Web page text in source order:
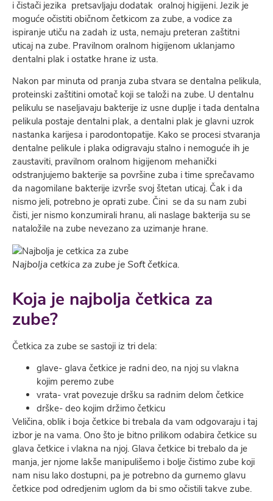
i čistači jezika pretsavljaju dodatak oralnoj higijeni. Jezik je
moguće očistiti običnom četkicom za zube, a vodice za
ispiranje utiču na zadah iz usta, nemaju preteran zaštitni
uticaj na zube. Pravilnom oralnom higijenom uklanjamo
dentalni plak i ostatke hrane iz usta.
Nakon par minuta od pranja zuba stvara se dentalna pelikula,
proteinski zaštitini omotač koji se taloži na zube. U dentalnu
pelikulu se naseljavaju bakterije iz usne duplje i tada dentalna
pelikula postaje dentalni plak, a dentalni plak je glavni uzrok
nastanka karijesa i parodontopatije. Kako se procesi stvaranja
dentalne pelikule i plaka odigravaju stalno i nemoguće ih je
zaustaviti, pravilnom oralnom higijenom mehanički
odstranjujemo bakterije sa površine zuba i time sprečavamo
da nagomilane bakterije izvrše svoj štetan uticaj. Čak i da
nismo jeli, potrebno je oprati zube. Čini se da su nam zubi
čisti, jer nismo konzumirali hranu, ali naslage bakterija su se
nataložile na zube nevezano za uzimanje hrane.
Najbolja cetkica za zube je Soft četkica.
Koja je najbolja četkica za
zube?
Četkica za zube se sastoji iz tri dela:
glave- glava četkice je radni deo, na njoj su vlakna
kojim peremo zube
vrata- vrat povezuje dršku sa radnim delom četkice
drške- deo kojim držimo četkicu
Veličina, oblik i boja četkice bi trebala da vam odgovaraju i taj
izbor je na vama. Ono što je bitno prilikom odabira četkice su
glava četkice i vlakna na njoj. Glava četkice bi trebalo da je
manja, jer njome lakše manipulišemo i bolje čistimo zube koji
nam nisu lako dostupni, pa je potrebno da gurnemo glavu
četkice pod odredjenim uglom da bi smo očistili takve zube.